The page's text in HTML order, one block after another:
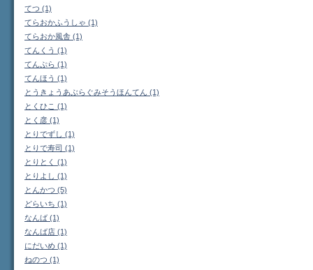
てつ (1)
てらおかふうしゃ (1)
てらおか風舎 (1)
てんくう (1)
てんぷら (1)
てんほう (1)
とうきょうあぶらぐみそうほんてん (1)
とくひこ (1)
とく彦 (1)
とりでずし (1)
とりで寿司 (1)
とりとく (1)
とりよし (1)
とんかつ (5)
どらいち (1)
なんば (1)
なんば店 (1)
にだいめ (1)
ねのつ (1)